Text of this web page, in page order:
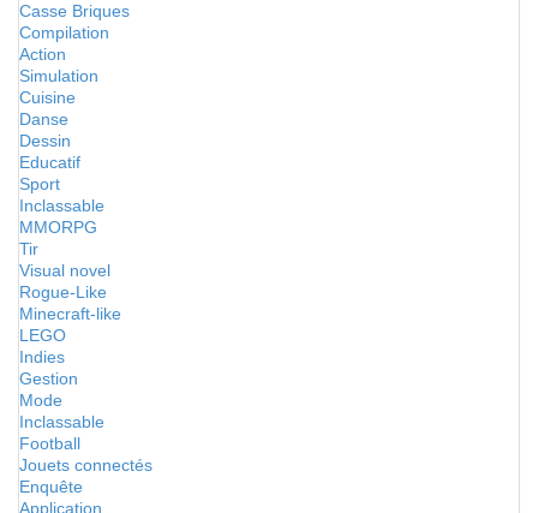
Casse Briques
Compilation
Action
Simulation
Cuisine
Danse
Dessin
Educatif
Sport
Inclassable
MMORPG
Tir
Visual novel
Rogue-Like
Minecraft-like
LEGO
Indies
Gestion
Mode
Inclassable
Football
Jouets connectés
Enquête
Application